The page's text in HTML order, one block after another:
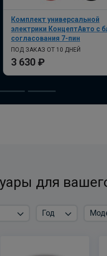
Комплект универсальной
электрики КонцептАвто с
согласования 7-пин
ПОД ЗАКАЗ ОТ 10 ДНЕЙ
3 630 ₽
для